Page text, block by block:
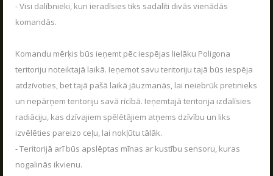
- Visi dalībnieki, kuri ieradīsies tiks sadalīti divās vienādās
komandās.
Komandu mērķis būs ieņemt pēc iespējas lielāku Poligona
teritoriju noteiktajā laikā. Ieņemot savu teritoriju tajā būs iespēja
atdzīvoties, bet tajā pašā laikā jāuzmanās, lai neiebrūk pretinieks
un nepārņem teritoriju savā rīcībā. Ieņemtajā teritorija izdalīsies
radiāciju, kas dzīvajiem spēlētājiem atņems dzīvību un liks
izvēlēties pareizo ceļu, lai nokļūtu tālāk.
- Teritorijā arī būs apslēptas mīnas ar kustību sensoru, kuras
nogalinās ikvienu.
Lāzertags Siguldā
Skolēnu ekskursijas
Bērnu ballītes
Vecpuišu un vecmeitu ballītes
Atvērtās spēles
Izbraukuma lāzertaga spēles
SŪTĪT